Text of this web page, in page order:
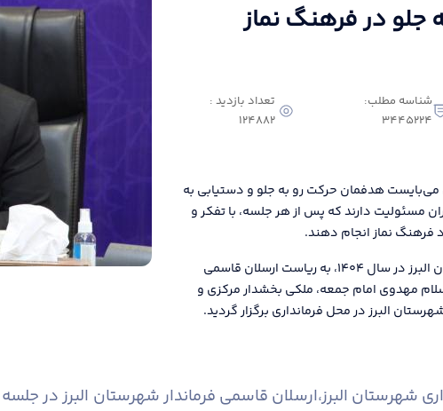
جلو در فرهنگ نماز
شناسه مطلب:
3445224
تعداد بازدید :
124882
می‌بایست هدفمان حرکت رو به جلو و دستیابی به
مسئولیت دارند که پس از هر جلسه، با تفکر و
فرهنگ نماز انجام دهند.
دومین جلسه ستاد اقامه نماز شهرستان البرز در سال ۱۴۰۴، به ریاست ارسلان قاسمی
مهدوی امام جمعه، ملکی بخشدار مرکزی و
البرز در محل فرمانداری برگزار گردید.
شهرستان البرز،ارسلان قاسمی فرماندار شهرستان البرز در